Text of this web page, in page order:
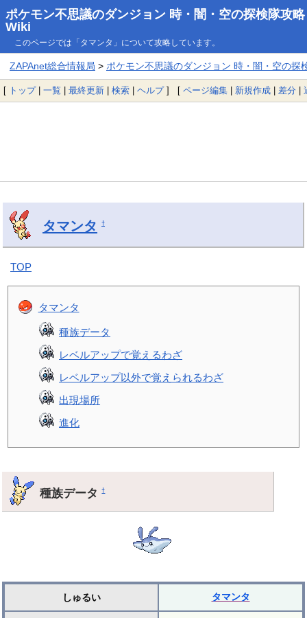
ポケモン不思議のダンジョン 時・闇・空の探検隊攻略
Wiki
このページでは「タマンタ」について攻略しています。
ZAPAnet総合情報局 > ポケモン不思議のダンジョン 時・闇・空の探
[ トップ| 一覧 | 最終更新 | 検索 | ヘルプ] [ ページ編集 | 新規作成 | 差分 |
タマンタ †
TOP
タマンタ
種族データ
レベルアップで覚えるわざ
レベルアップ以外で覚えられるわざ
出現場所
進化
種族データ†
しゅるい タマンタ